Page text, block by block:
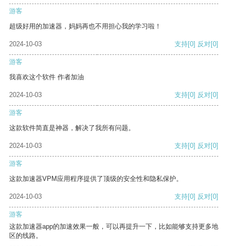
游客
超级好用的加速器，妈妈再也不用担心我的学习啦！
2024-10-03 支持[0] 反对[0]
游客
我喜欢这个软件 作者加油
2024-10-03 支持[0] 反对[0]
游客
这款软件简直是神器，解决了我所有问题。
2024-10-03 支持[0] 反对[0]
游客
这款加速器VPM应用程序提供了顶级的安全性和隐私保护。
2024-10-03 支持[0] 反对[0]
游客
这款加速器app的加速效果一般，可以再提升一下，比如能够支持更多地
区的线路。